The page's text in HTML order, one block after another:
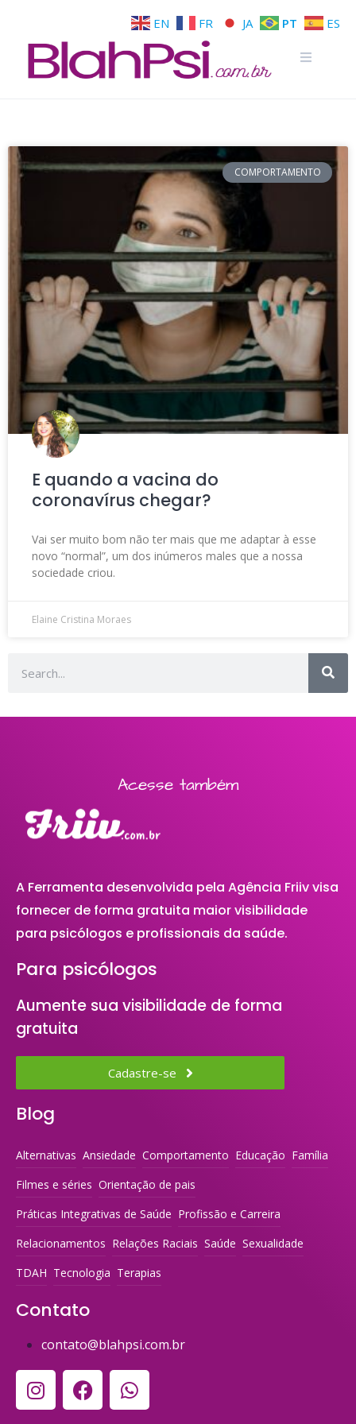
COMPORTAMENTO
E quando a vacina do
coronavírus chegar?
Vai ser muito bom não ter mais que me adaptar à esse
novo “normal”, um dos inúmeros males que a nossa
sociedade criou.
Elaine Cristina Moraes
Acesse também
A Ferramenta desenvolvida pela Agência Friiv visa
fornecer de forma gratuita maior visibilidade
para psicólogos e profissionais da saúde.
Para psicólogos
Aumente sua visibilidade de forma
gratuita
Cadastre-se
Blog
Alternativas Ansiedade Comportamento Educação Família
Filmes e séries Orientação de pais
Práticas Integrativas de Saúde Profissão e Carreira
Relacionamentos Relações Raciais Saúde Sexualidade
TDAH Tecnologia Terapias
Contato
contato@blahpsi.com.br
EN FR JA PT ES